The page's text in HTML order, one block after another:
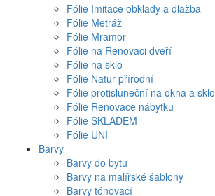
Fólie Imitace obklady a dlažba
Fólie Metráž
Fólie Mramor
Fólie na Renovaci dveří
Fólie na sklo
Fólie Natur přírodní
Fólie protisluneční na okna a sklo
Fólie Renovace nábytku
Fólie SKLADEM
Fólie UNI
Barvy
Barvy do bytu
Barvy na malířské šablony
Barvy tónovací